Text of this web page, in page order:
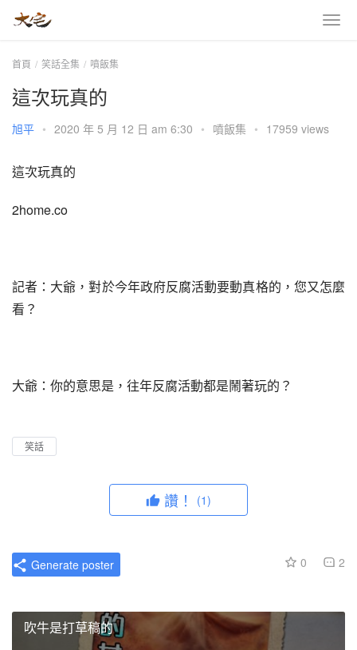
首頁 笑話全集 噴飯集
這次玩真的
旭平 • 2020 年 5 月 12 日 am 6:30 • 噴飯集 • 17959 views
這次玩真的
2home.co
記者：大爺，對於今年政府反腐活動要動真格的，您又怎麼
看？
大爺：你的意思是，往年反腐活動都是鬧著玩的？
笑話
讚！ (1)
0 2
Generate poster
吹牛是打草稿的